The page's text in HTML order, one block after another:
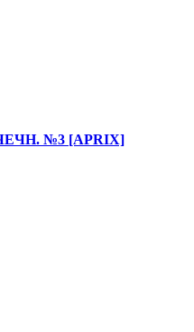
№3 [APRIX]